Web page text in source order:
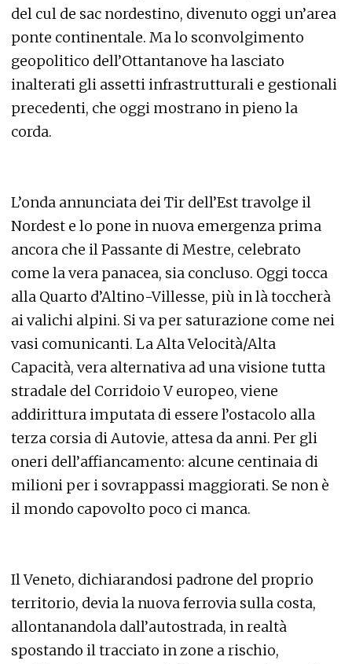
del cul de sac nordestino, divenuto oggi un’area
ponte continentale. Ma lo sconvolgimento
geopolitico dell’Ottantanove ha lasciato
inalterati gli assetti infrastrutturali e gestionali
precedenti, che oggi mostrano in pieno la
corda.
L’onda annunciata dei Tir dell’Est travolge il
Nordest e lo pone in nuova emergenza prima
ancora che il Passante di Mestre, celebrato
come la vera panacea, sia concluso. Oggi tocca
alla Quarto d’Altino-Villesse, più in là toccherà
ai valichi alpini. Si va per saturazione come nei
vasi comunicanti. La Alta Velocità/Alta
Capacità, vera alternativa ad una visione tutta
stradale del Corridoio V europeo, viene
addirittura imputata di essere l’ostacolo alla
terza corsia di Autovie, attesa da anni. Per gli
oneri dell’affiancamento: alcune centinaia di
milioni per i sovrappassi maggiorati. Se non è
il mondo capovolto poco ci manca.
Il Veneto, dichiarandosi padrone del proprio
territorio, devia la nuova ferrovia sulla costa,
allontanandola dall’autostrada, in realtà
spostando il tracciato in zone a rischio,